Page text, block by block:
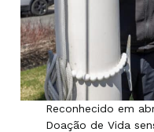
Reconhecido em
Doação de Vida